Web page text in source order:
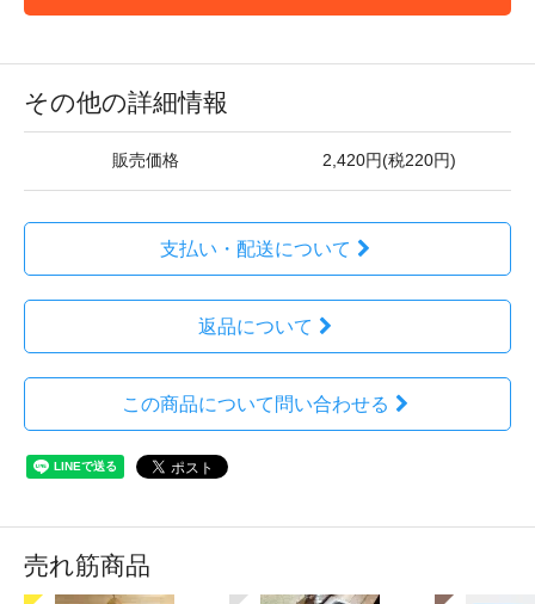
その他の詳細情報
販売価格 2,420円(税220円)
支払い・配送について
返品について
この商品について問い合わせる
売れ筋商品